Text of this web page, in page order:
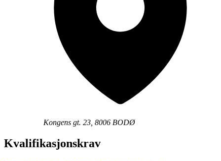
Kongens gt. 23, 8006 BODØ
Kvalifikasjonskrav